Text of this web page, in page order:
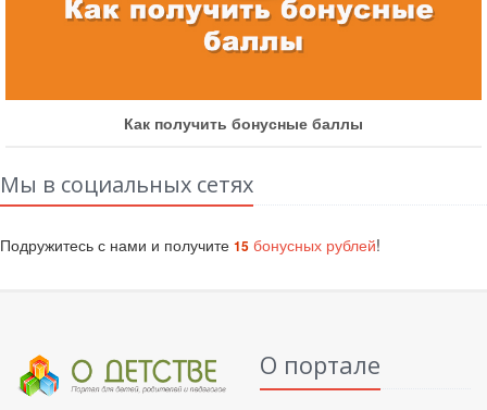
бонусные баллы
Мы в социальных сетях
Подружитесь с нами и получите 15 бонусных рублей!
О портале